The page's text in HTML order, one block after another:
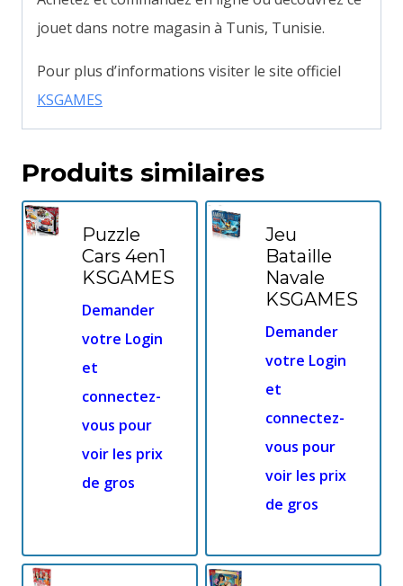
jouet dans notre magasin à Tunis, Tunisie.
Pour plus d’informations visiter le site officiel
KSGAMES
Produits similaires
Puzzle
Cars 4en1
KSGAMES
Demander
votre Login
et
connectez-
vous pour
voir les prix
de gros
Jeu
Bataille
Navale
KSGAMES
Demander
votre Login
et
connectez-
vous pour
voir les prix
de gros